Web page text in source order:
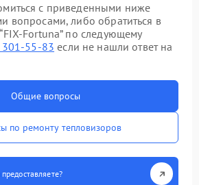
с приведенными ниже
вопросами, либо обратиться в
Fortuna” по следующему
301-55-83 если не нашли ответ на
Общие вопросы
по ремонту тепловизоров